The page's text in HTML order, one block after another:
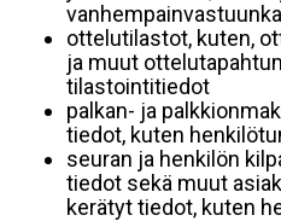
ottelutilastot, kuten,
ja muut
tilastointitiedot
palkan- ja
tiedot, kuten
seuran ja henkilön
tiedot sekä muut
kerätyt tiedot, kuten